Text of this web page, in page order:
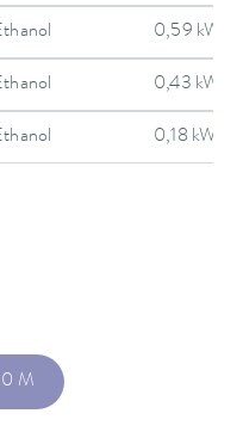
0,59 kW
0,43 kW
0,18 kW
M